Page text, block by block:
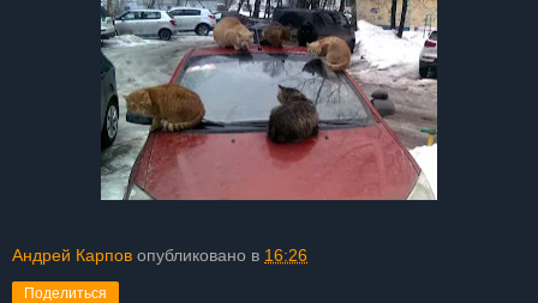
Андрей Карпов опубликовано в 16:26
Поделиться